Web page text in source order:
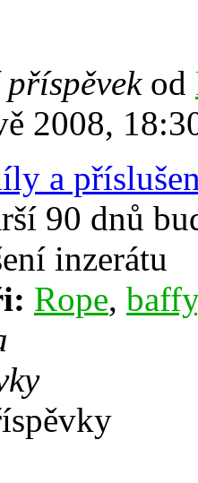
od
2008,
a
90 dnů
inzerátu
Rope, baffy